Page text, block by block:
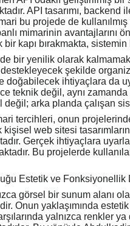
API tasarımı,
bu projede de
mimarinin avantajlarını
kapı bırakmakta,
bir yenilik olarak
destekleyecek şekilde
doğabilecek ihtiyaçlara da
teknik değil, aynı
arka planda çalışan
tercihleri, onun
web sitesi
Gerçek ihtiyaçlara
Bu projelerde
Estetik ve Fonksiyonellik
görsel bir sunum alanı
Onun yaklaşımında
yalnızca renkler